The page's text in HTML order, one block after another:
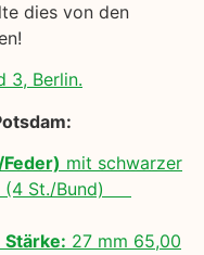
dies von den
3, Berlin.
mit schwarzer
(4 St./Bund)
Stärke: 27 mm 65,00